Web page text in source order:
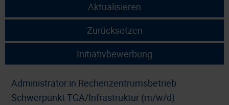
Aktualisieren
Zurücksetzen
Initiativbewerbung
Administrator:in Rechenzentrumsbetrieb
Schwerpunkt TGA/Infrastruktur (m/w/d)